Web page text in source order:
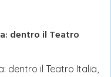
dentro il Teatro
dentro il Teatro Italia,